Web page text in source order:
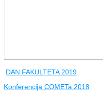
DAN FAKULTETA 2019
Konferencija COMETa 2018